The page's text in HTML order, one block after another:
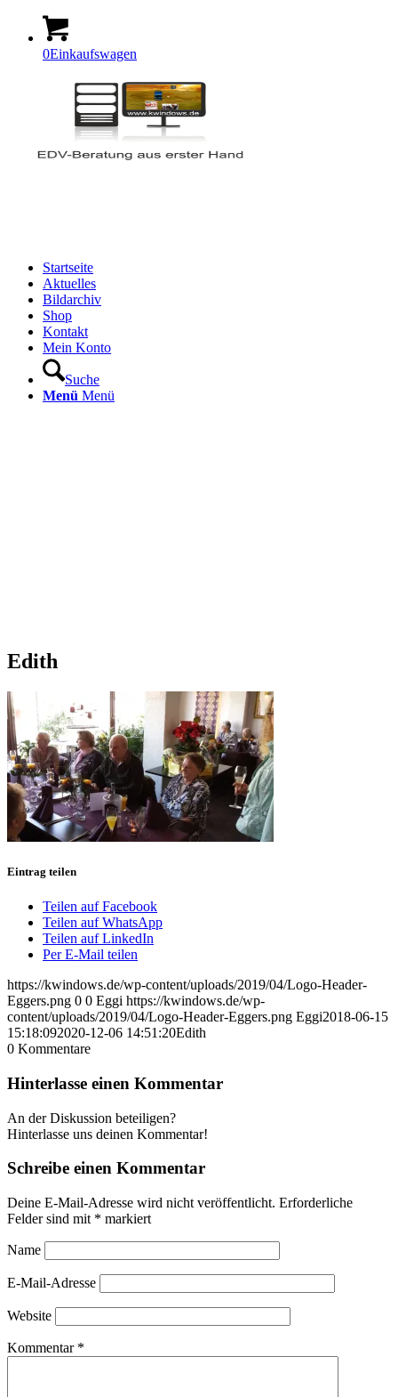
0Einkaufswagen
Startseite
Aktuelles
Bildarchiv
Shop
Kontakt
Mein Konto
Suche
Menü Menü
Edith
Eintrag teilen
Teilen auf Facebook
Teilen auf WhatsApp
Teilen auf LinkedIn
Per E-Mail teilen
https://kwindows.de/wp-content/uploads/2019/04/Logo-Header-
Eggers.png 0 0 Eggi https://kwindows.de/wp-
content/uploads/2019/04/Logo-Header-Eggers.png Eggi2018-06-15
15:18:092020-12-06 14:51:20Edith
0 Kommentare
Hinterlasse einen Kommentar
An der Diskussion beteiligen?
Hinterlasse uns deinen Kommentar!
Schreibe einen Kommentar
Deine E-Mail-Adresse wird nicht veröffentlicht. Erforderliche
Felder sind mit * markiert
Name
E-Mail-Adresse
Website
Kommentar *